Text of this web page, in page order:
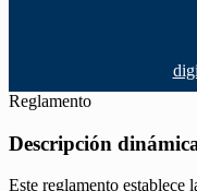
Reglamento
Descripción
Este reglamento establece